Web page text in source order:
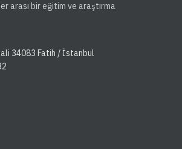
arası bir eğitim ve araştırma
34083 Fatih / İstanbul